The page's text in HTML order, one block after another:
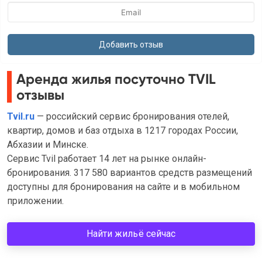
Аренда жилья посуточно TVIL
отзывы
Tvil.ru — российский сервис бронирования отелей,
квартир, домов и баз отдыха в 1217 городах России,
Абхазии и Минске.
Сервис Tvil работает 14 лет на рынке онлайн-
бронирования. 317 580 вариантов средств размещений
доступны для бронирования на сайте и в мобильном
приложении.
Найти жильё сейчас